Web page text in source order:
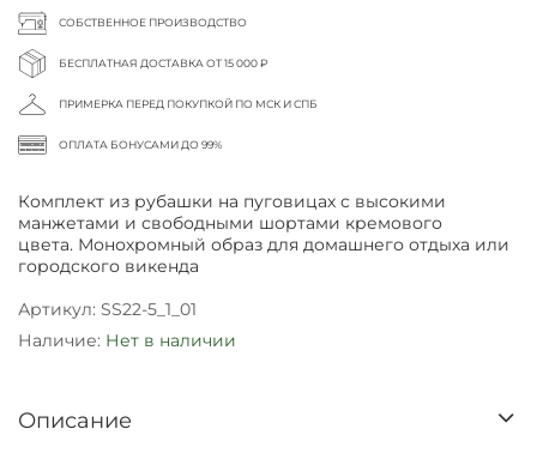
СОБСТВЕННОЕ ПРОИЗВОДСТВО
БЕСПЛАТНАЯ ДОСТАВКА ОТ 15 000 ₽
ПРИМЕРКА ПЕРЕД ПОКУПКОЙ ПО МСК И СПБ
ОПЛАТА БОНУСАМИ ДО 99%
Комплект из рубашки на пуговицах с высокими
манжетами и свободными шортами кремового
цвета. Монохромный образ для домашнего отдыха или
городского викенда
Артикул: SS22-5_1_01
Наличие: Нет в наличии
Описание